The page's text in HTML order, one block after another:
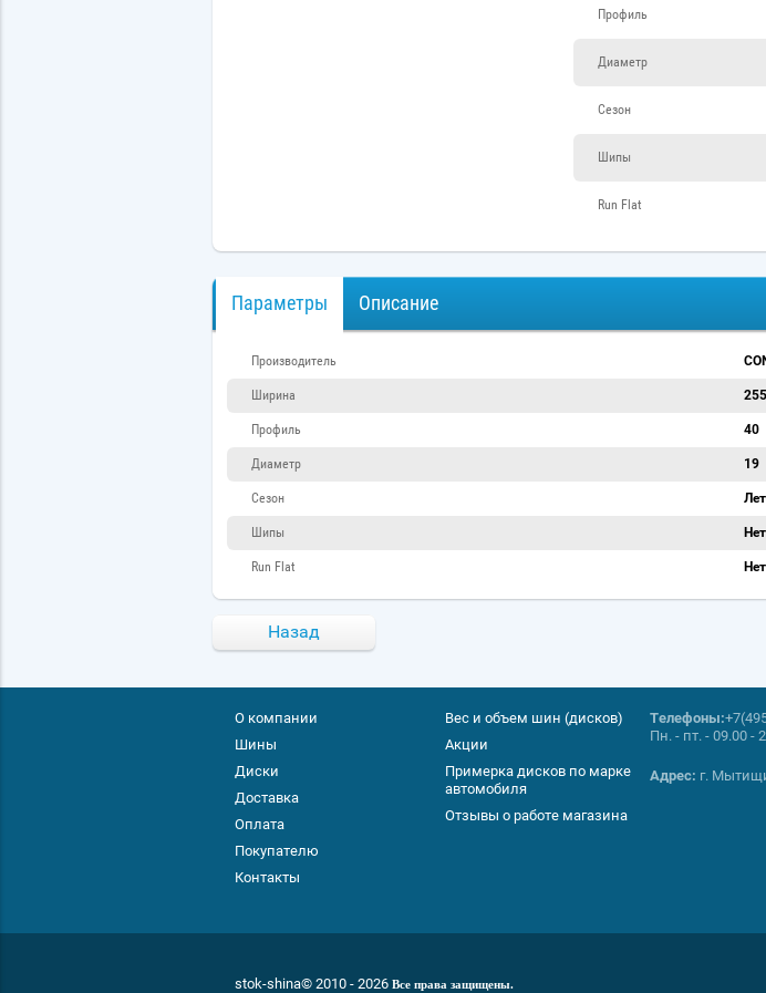
Профиль
Диаметр
Сезон
Шипы
Run Flat
Параметры Описание
Производитель
Ширина 255
Профиль 40
Диаметр 19
Сезон
Шипы Нет
Run Flat Нет
Назад
О компании
Шины
Диски
Доставка
Оплата
Покупателю
Контакты
Вес и объем шин (дисков)
Акции
Примерка дисков по марке
автомобиля
Отзывы о работе магазина
Телефоны:
Пн. - пт. - 09.00 -
Адрес: г.
stok-shina© 2010 - 2026 Все права защищены.